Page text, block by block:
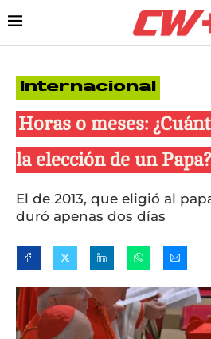
Internacional
Horas o meses:
la elección de un Papa?
El de 2013, que eligió al
duró apenas dos días